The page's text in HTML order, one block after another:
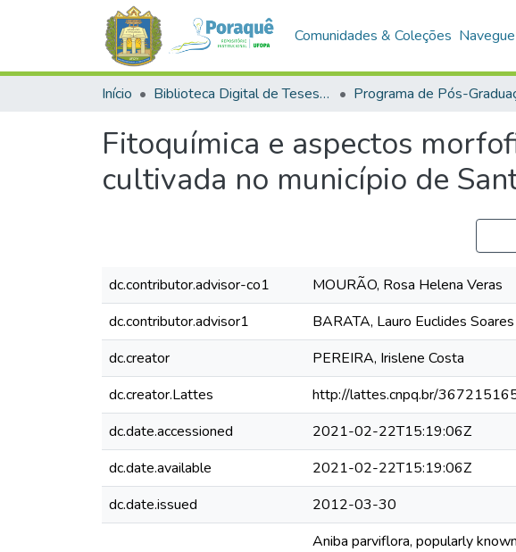
Comunidades & Coleções
Início Biblioteca Digital de Teses e Dissertações (BDTD)
Fitoquímica e aspectos
cultivada no município de
dc.contributor.advisor-co1
MOURÃO, Rosa Helena Veras
dc.contributor.advisor1
BARATA, Lauro Euclides Soares
dc.creator
PEREIRA, Irislene Costa
dc.creator.Lattes
http://lattes.cnpq.br/
dc.date.accessioned
2021-02-22T15:19:06Z
dc.date.available
2021-02-22T15:19:06Z
dc.date.issued
2012-03-30
Aniba parviflora, popularly